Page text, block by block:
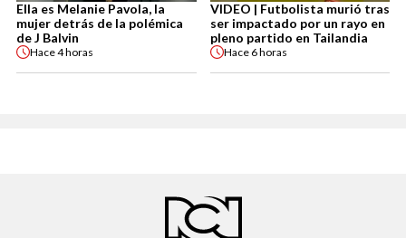
Ella es Melanie Pavola, la
mujer detrás de la polémica
de J Balvin
Hace4 horas
VIDEO | Futbolista murió tras
ser impactado por un rayo en
pleno partido en Tailandia
Hace 6 horas